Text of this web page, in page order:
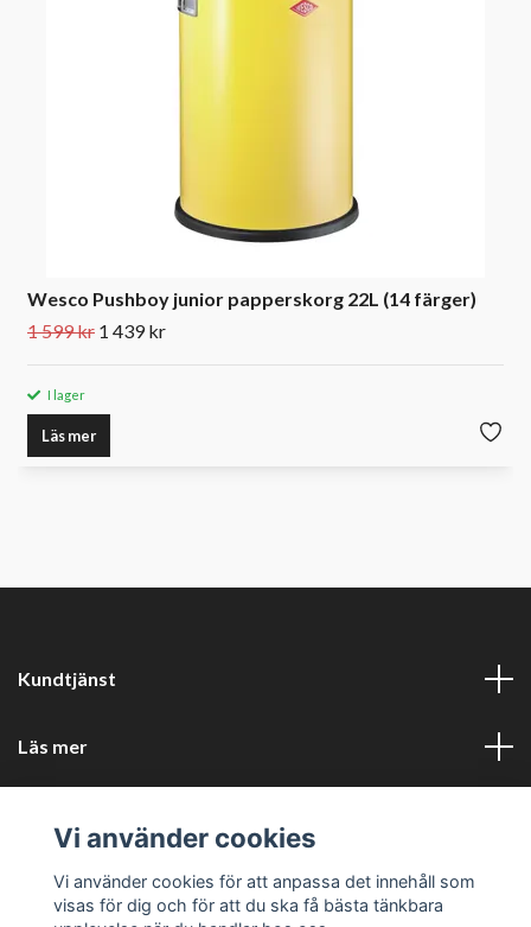
Wesco Pushboy junior papperskorg 22L (14 färger)
1 599 kr 1 439 kr
I lager
Läs mer
Kundtjänst
Läs mer
Företagsuppgifter
Vi använder cookies
Vi använder cookies för att anpassa det innehåll som
visas för dig och för att du ska få bästa tänkbara